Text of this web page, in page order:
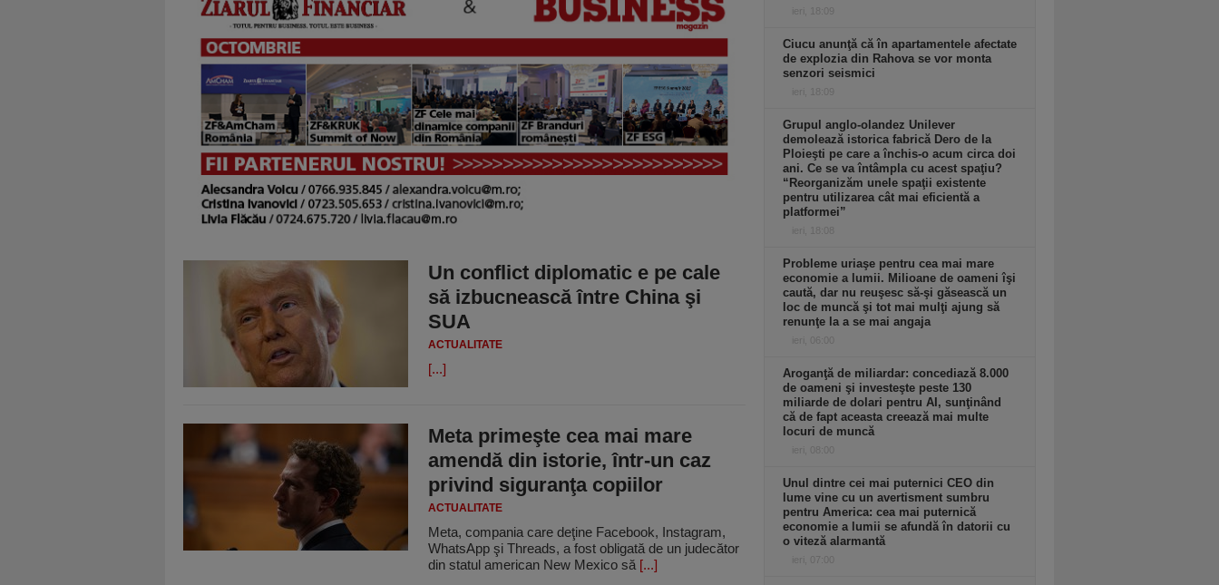
Un conflict diplomatic e pe cale
să izbucnească între China şi
SUA
ACTUALITATE
[...]
Meta primeşte cea mai mare
amendă din istorie, într-un caz
privind siguranţa copiilor
ACTUALITATE
Meta, compania care deţine Facebook, Instagram,
WhatsApp şi Threads, a fost obligată de un judecător
din statul american New Mexico să [...]
ieri, 18:09
Ciucu anunţă că în apartamentele afectate
de explozia din Rahova se vor monta
senzori seismici
ieri, 18:09
Grupul anglo-olandez Unilever
demolează istorica fabrică Dero de la
Ploieşti pe care a închis-o acum circa doi
ani. Ce se va întâmpla cu acest spaţiu?
“Reorganizăm unele spaţii existente
pentru utilizarea cât mai eficientă a
platformei”
ieri, 18:08
Probleme uriaşe pentru cea mai mare
economie a lumii. Milioane de oameni îşi
caută, dar nu reuşesc să-şi găsească un
loc de muncă şi tot mai mulţi ajung să
renunţe la a se mai angaja
ieri, 06:00
Aroganţă de miliardar: concediază 8.000
de oameni şi investeşte peste 130
miliarde de dolari pentru AI, sunţinând
că de fapt aceasta creează mai multe
locuri de muncă
ieri, 08:00
Unul dintre cei mai puternici CEO din
lume vine cu un avertisment sumbru
pentru America: cea mai puternică
economie a lumii se afundă în datorii cu
o viteză alarmantă
ieri, 07:00